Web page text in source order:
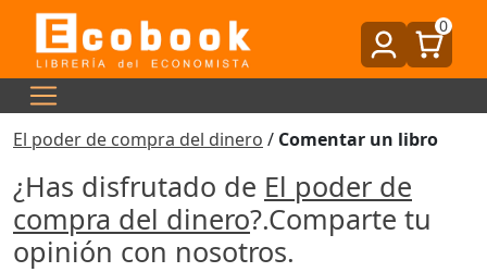
0
El poder de compra del dinero / Comentar un libro
¿Has disfrutado de El poder de
compra del dinero?.Comparte tu
opinión con nosotros.